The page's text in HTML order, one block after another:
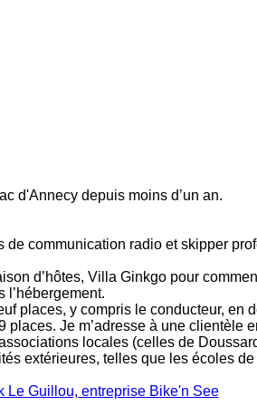
d'Annecy depuis moins d’un an.
communication radio et skipper
d’hôtes, Villa Ginkgo pour
l’hébergement.
places, y compris le conducteur, en
Je m’adresse à une clientèle
locales (celles de
extérieures, telles que les écoles